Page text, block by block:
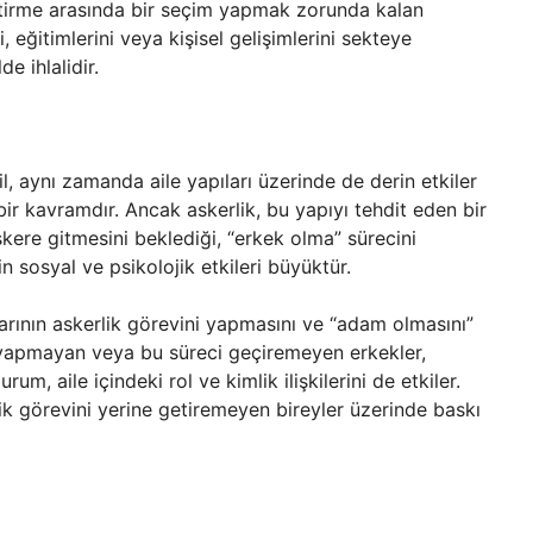
arasında bir seçim yapmak zorunda kalan
eğitimlerini veya kişisel gelişimlerini sekteye
ihlalidir.
zamanda aile yapıları üzerinde de derin etkiler
kavramdır. Ancak askerlik, bu yapıyı tehdit eden bir
gitmesini beklediği, “erkek olma” sürecini
sosyal ve psikolojik etkileri büyüktür.
askerlik görevini yapmasını ve “adam olmasını”
veya bu süreci geçiremeyen erkekler,
aile içindeki rol ve kimlik ilişkilerini de etkiler.
görevini yerine getiremeyen bireyler üzerinde baskı